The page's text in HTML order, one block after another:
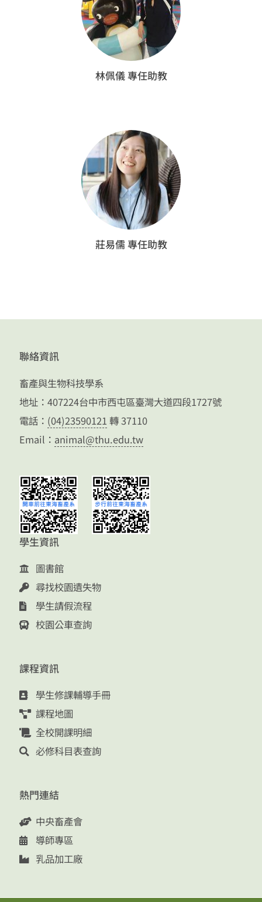
林佩儀 專任助教
莊易儒 專任助教
聯絡資訊
畜產與生物科技學系
地址：407224台中市西屯區臺灣大道四段1727號
電話： (04)23590121 轉 37110
Email： animal@thu.edu.tw
學生資訊
圖書館
尋找校園遺失物
學生請假流程
校園公車查詢
課程資訊
學生修課輔導手冊
課程地圖
全校開課明細
必修科目表查詢
熱門連結
中央畜產會
導師專區
乳品加工廠